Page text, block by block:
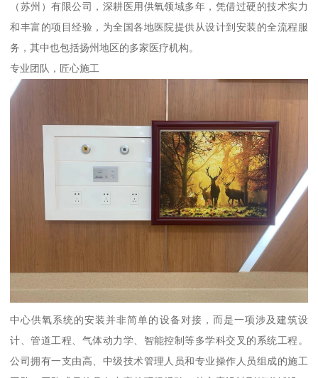
（苏州）有限公司，深耕医用供氧领域多年，凭借过硬的技术实力
和丰富的项目经验，为全国各地医院提供从设计到安装的全流程服
务，其中也包括扬州地区的多家医疗机构。
专业团队，匠心施工
中心供氧系统的安装并非简单的设备对接，而是一项涉及建筑设
计、管道工程、气体动力学、智能控制等多学科交叉的系统工程。
公司拥有一支由高、中级技术管理人员和专业操作人员组成的施工